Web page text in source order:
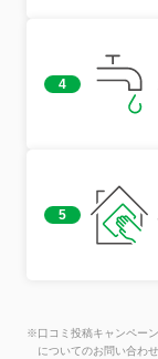
4
5
※口コミ投稿キャンペー
についてのお問い合わ